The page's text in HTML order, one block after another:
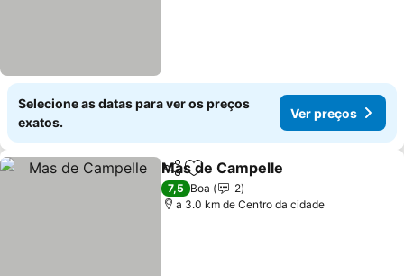
Selecione as datas para ver os preços
exatos.
Ver preços
PartilharAdicionar aos favoritos
Mas de Campelle
7,5 Boa
2
a 3.0 km de Centro da cidade